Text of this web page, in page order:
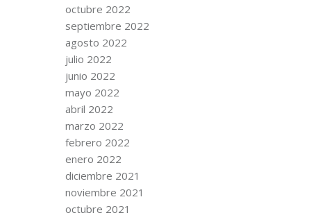
octubre 2022
septiembre 2022
agosto 2022
julio 2022
junio 2022
mayo 2022
abril 2022
marzo 2022
febrero 2022
enero 2022
diciembre 2021
noviembre 2021
octubre 2021